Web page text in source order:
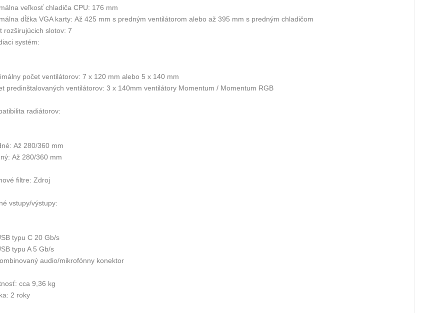
veľkosť chladiča CPU: 176 mm
dĺžka VGA karty: Až 425 mm s predným ventilátorom alebo až 395 mm s predným chladičom
rozširujúcich slotov: 7
systém:
počet ventilátorov: 7 x 120 mm alebo 5 x 140 mm
predinštalovaných ventilátorov: 3 x 140mm ventilátory Momentum / Momentum RGB
radiátorov:
Až 280/360 mm
Až 280/360 mm
filtre: Zdroj
vstupy/výstupy:
typu C 20 Gb/s
typu A 5 Gb/s
audio/mikrofónny konektor
cca 9,36 kg
2 roky